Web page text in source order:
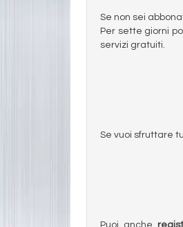
Se non sei
Per sette giorni
servizi gratuiti.
Se vuoi sfruttare
Puoi anche